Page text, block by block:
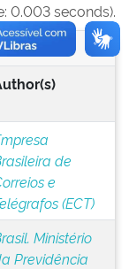
0.003 seconds).
de
e
(ECT)
Ministério
Previdência